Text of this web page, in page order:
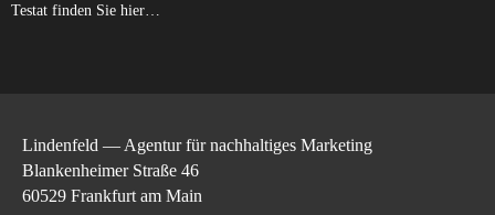
Testat finden Sie hier…
Lindenfeld — Agentur für nachhaltiges Marketing
Blankenheimer Straße 46
60529 Frankfurt am Main